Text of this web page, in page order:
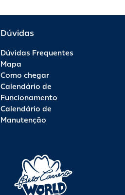
Dúvidas
Dúvidas Frequentes
Mapa
Como chegar
Calendário de
Funcionamento
Calendário de
Manutenção